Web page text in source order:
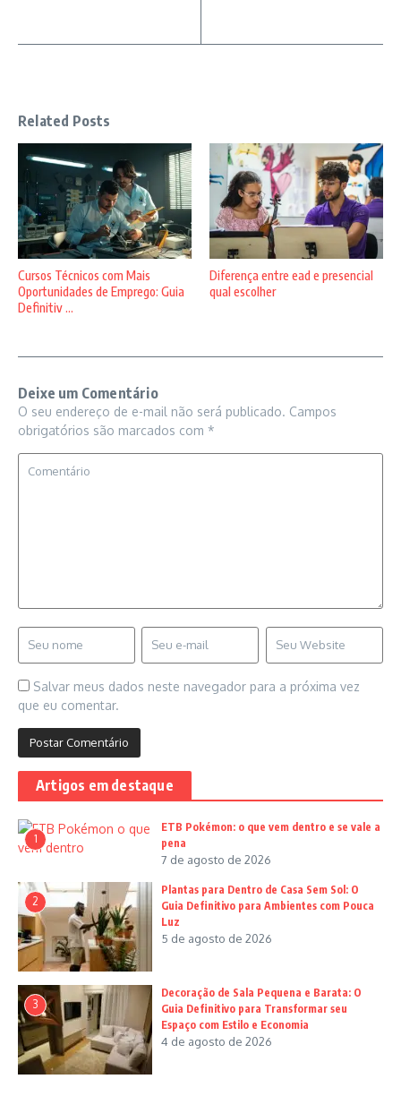
Related Posts
Cursos Técnicos com Mais
Oportunidades de Emprego: Guia
Definitiv ...
Diferença entre ead e presencial
qual escolher
Deixe um Comentário
O seu endereço de e-mail não será publicado. Campos
obrigatórios são marcados com *
Salvar meus dados neste navegador para a próxima vez
que eu comentar.
Artigos em destaque
1
ETB Pokémon: o que vem dentro e se vale a
pena
7 de agosto de 2026
2
Plantas para Dentro de Casa Sem Sol: O
Guia Definitivo para Ambientes com Pouca
Luz
5 de agosto de 2026
3
Decoração de Sala Pequena e Barata: O
Guia Definitivo para Transformar seu
Espaço com Estilo e Economia
4 de agosto de 2026